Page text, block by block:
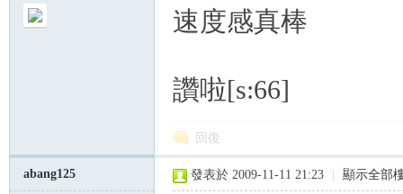
速度感真棒
讚啦[s:66]
回復
abang125 發表於 2009-11-11 21:23 顯示全部